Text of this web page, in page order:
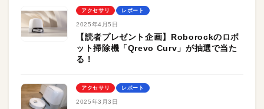
アクセサリ レポート
2025年4月5日
【読者プレゼント企画】Roborockのロボ
ット掃除機「Qrevo Curv」が抽選で当た
る！
アクセサリ レポート
2025年3月3日